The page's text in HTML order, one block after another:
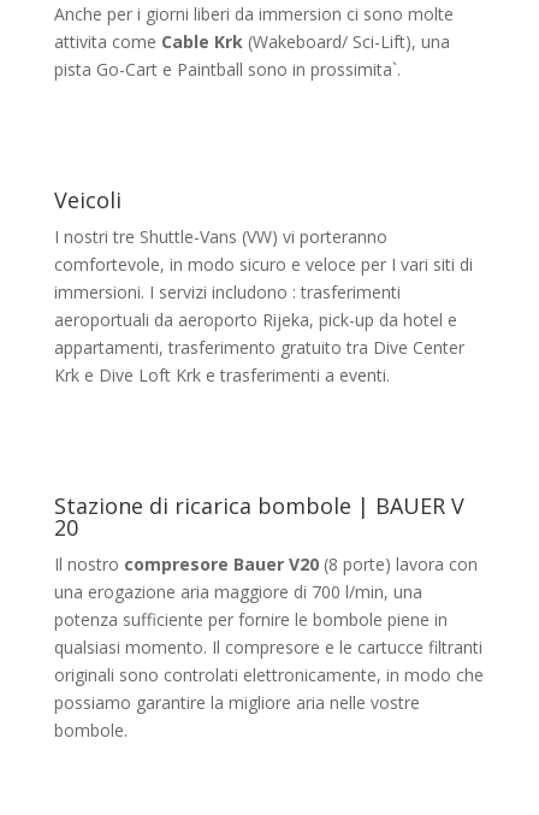
Anche per i giorni liberi da immersion ci sono molte
attivita come Cable Krk(Wakeboard/ Sci-Lift), una
pista Go-Cart e Paintball sono in prossimita`.
Veicoli
I nostri tre Shuttle-Vans (VW) vi porteranno
comfortevole, in modo sicuro e veloce per I vari siti di
immersioni. I servizi includono : trasferimenti
aeroportuali da aeroporto Rijeka, pick-up da hotel e
appartamenti, trasferimento gratuito tra Dive Center
Krk e Dive Loft Krk e trasferimenti a eventi.
Stazione di ricarica bombole | BAUER V
20
Il nostro compresore Bauer V20(8 porte) lavora con
una erogazione aria maggiore di 700 l/min, una
potenza sufficiente per fornire le bombole piene in
qualsiasi momento. Il compresore e le cartucce filtranti
originali sono controlati elettronicamente, in modo che
possiamo garantire la migliore aria nelle vostre
bombole.